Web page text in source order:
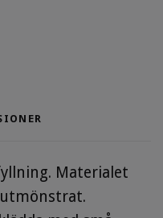
Materialet